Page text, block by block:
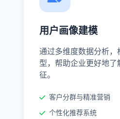
用户画像建模
通过多维度数据分析
型，帮助企业更好地
征。
客户分群与精准营销
个性化推荐系统